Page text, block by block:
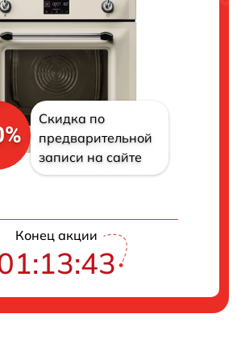
Скидка по
предварительной
записи на сайте
Конец акции